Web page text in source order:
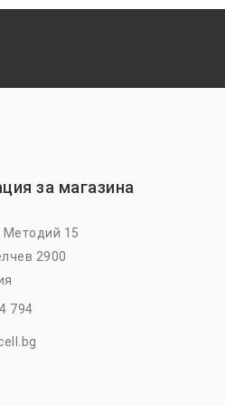
за магазина
Методий 15
2900
794